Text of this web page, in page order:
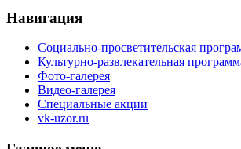
Навигация
Социально-просветительская
Культурно-развлекательная
Фото-галерея
Видео-галерея
Специальные акции
vk-uzor.ru